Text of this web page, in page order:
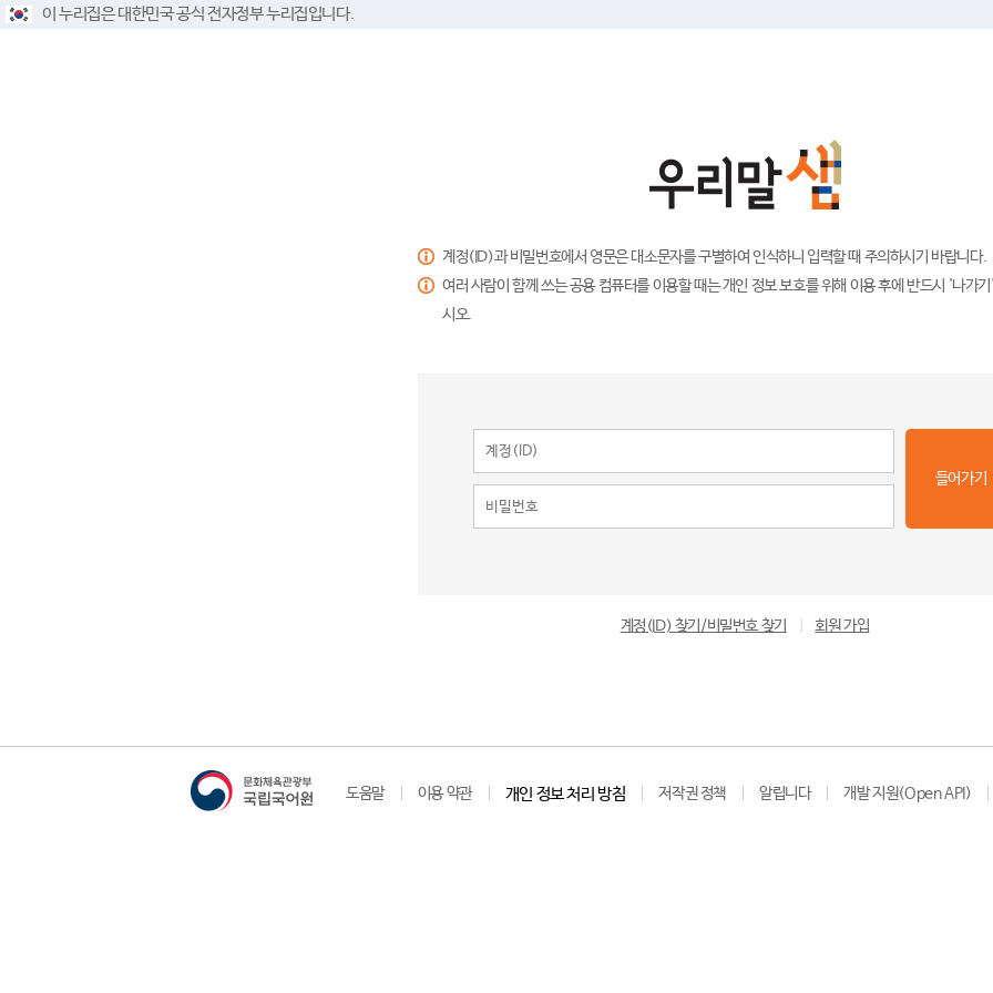
이 누리집은 대한민국 공식 전자정부 누리집입니다.
계정(ID)과 비밀번호에서 영문은 대소문자를 구별하여 인식하니 입력할 때 주의하시기 바랍니다.
여러 사람이 함께 쓰는 공용 컴퓨터를 이용할 때는 개인 정보 보호를 위해 이용 후에 반드시 '나가
시오.
들어가기
계정(ID) 찾기/비밀번호 찾기 회원 가입
도움말 이용 약관 개인 정보 처리 방침 저작권 정책 알립니다 개발 지원(Open API)